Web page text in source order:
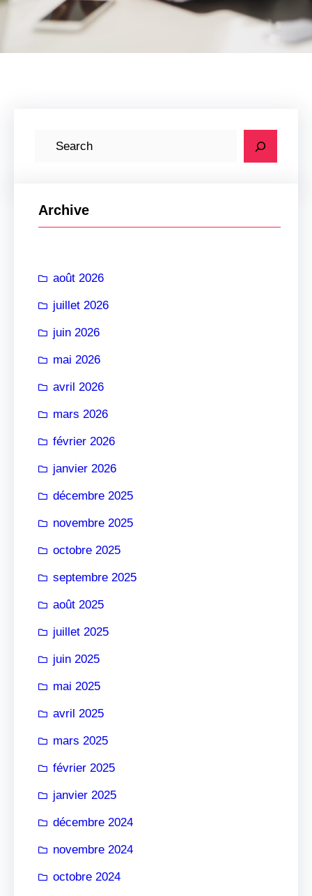
h
e
Archive
août 2026
juillet 2026
juin 2026
mai 2026
avril 2026
mars 2026
février 2026
janvier 2026
décembre 2025
novembre 2025
octobre 2025
septembre 2025
août 2025
juillet 2025
juin 2025
mai 2025
avril 2025
mars 2025
février 2025
janvier 2025
décembre 2024
novembre 2024
octobre 2024